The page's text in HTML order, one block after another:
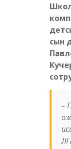
сын
–